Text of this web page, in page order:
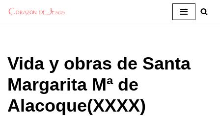
Vida y obras de Santa
Margarita Mª de
Alacoque(XXXX)